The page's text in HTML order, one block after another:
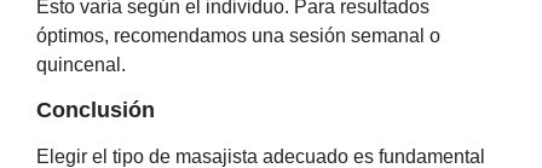
Esto varía según el individuo. Para resultados
óptimos, recomendamos una sesión semanal o
quincenal.
Conclusión
Elegir el tipo de masajista adecuado es fundamental